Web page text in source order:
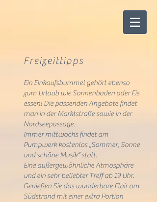
Freizeittipps
Ein Einkaufsbummel gehört ebenso
zum Urlaub wie Sonnenbaden oder Eis
essen! Die passenden Angebote findet
man in der Marktstraße sowie in der
Nordseepassage.
Immer mittwochs findet am
Pumpwerk kostenlos „Sommer, Sonne
und schöne Musik“ statt.
Eine außergewöhnliche Atmosphäre
und ein sehr beliebter Treff ab 19 Uhr.
Genießen Sie das wunderbare Flair am
Südstrand mit einer extra Portion